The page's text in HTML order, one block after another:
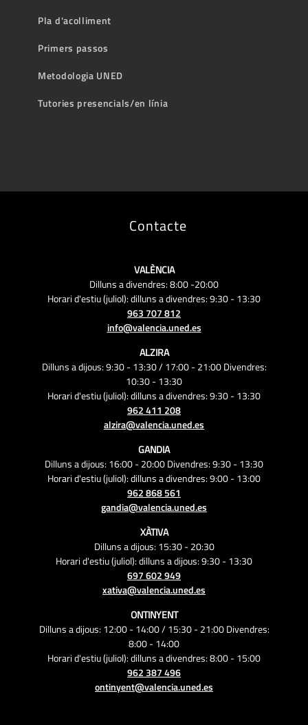
Pla d'acolliment
Primers passos
Metodologia UNED
Tutories presencials/en línia
Contacte
VALÈNCIA
Dilluns a divendres: 8:00 -20:00
Horari d'estiu (juliol): dilluns a divendres: 9:30 - 13:30
963 707 812
info@valencia.uned.es
ALZIRA
Dilluns a dijous: 9:30 - 13:30 / 17:00 - 21:00 Divendres:
10:30 - 13:30
Horari d'estiu (juliol): dilluns a divendres: 9:30 - 13:30
962 411 208
alzira@valencia.uned.es
GANDIA
Dilluns a dijous: 16:00 - 20:00 Divendres: 9:30 - 13:30
Horari d'estiu (juliol): dilluns a divendres: 9:00 - 13:00
962 868 561
gandia@valencia.uned.es
XÀTIVA
Dilluns a dijous: 15:30 - 20:30
Horari d'estiu (juliol): dilluns a dijous: 9:30 - 13:30
697 602 949
xativa@valencia.uned.es
ONTINYENT
Dilluns a dijous: 12:00 - 14:00 / 15:30 - 21:00 Divendres:
8:00 - 14:00
Horari d'estiu (juliol): dilluns a divendres: 8:00 - 15:00
962 387 496
ontinyent@valencia.uned.es